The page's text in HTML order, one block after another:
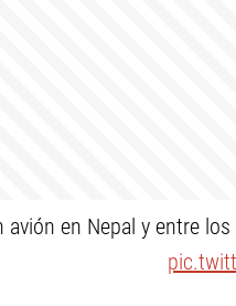
avión en Nepal y entre